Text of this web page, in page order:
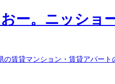
賃貸マンション・賃貸アパート